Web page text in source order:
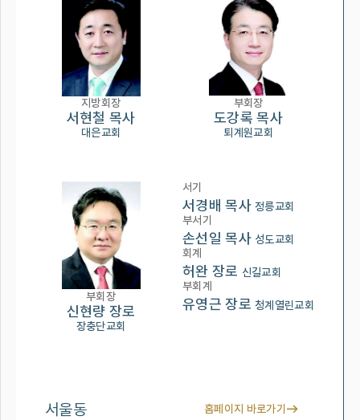
지방회장
서현철 목사
대은교회
부회장
도강록 목사
퇴계원교회
부회장
신현량 장로
장충단교회
서기
서경배 목사 정릉교회
부서기
손선일 목사 성도교회
회계
허완 장로 신길교회
부회계
유영근 장로 청계열린교회
서울동 홈페이지 바로가기